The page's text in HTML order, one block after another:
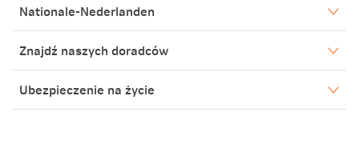
Nationale-Nederlanden
Nasze spółki
Aktualności
Biuro Prasowe
Znajdź naszych doradców
Warszawa
Bielsko-Biała
Ubezpieczenie na życie